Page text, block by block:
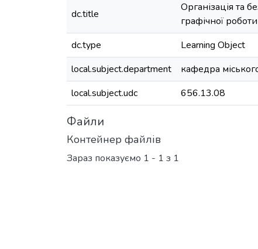
dc.title
Організація та
графічної роботи
dc.type
Learning Object
local.subject.department
кафедра
local.subject.udc
656.13.08
Файли
Контейнер файлів
Зараз показуємо 1 - 1 з 1